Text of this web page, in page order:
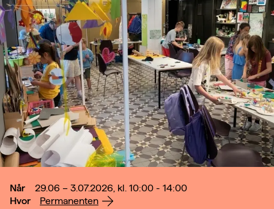
Når
29.06 – 3.07.2026, kl. 10:00 - 14:00
Hvor
Permanenten